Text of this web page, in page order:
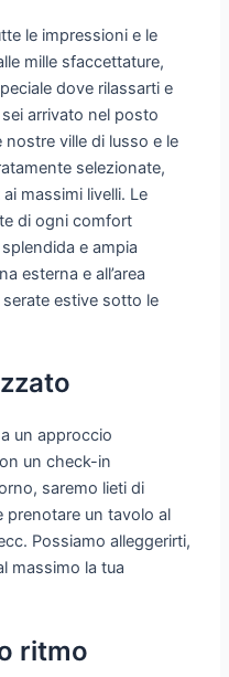
le impressioni e le
mille sfaccettature,
dove rilassarti e
arrivato nel posto
nostre ville di lusso e le
selezionate,
massimi livelli. Le
di ogni comfort
e ampia
esterna e all’area
serate estive sotto le
un approccio
un check-in
saremo lieti di
prenotare un tavolo al
Possiamo alleggerirti,
massimo la tua
ritmo